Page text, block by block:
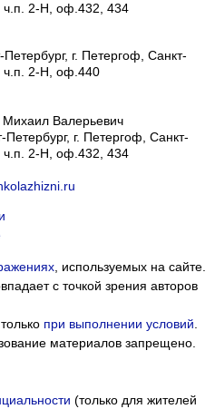
ч.п. 2-Н, оф.432, 434
г. Петергоф, Санкт-
ч.п. 2-Н, оф.440
Валерьевич
Петербург, г. Петергоф Санкт-
ч.п. 2-Н, оф.432, 434
, используемых на сайте.
с точкой зрения авторов
при выполнении условий
материалов запрещено.
(только для жителей